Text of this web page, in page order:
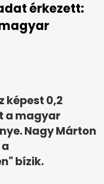
érkezett:
képest 0,2
a magyar
Nagy Márton
bízik.